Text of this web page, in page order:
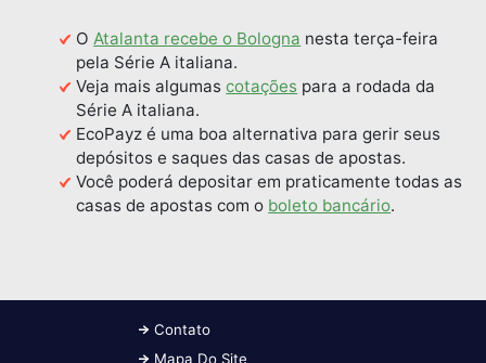
O Atalanta recebe o Bologna nesta terça-feira
pela Série A italiana.
Veja mais algumascotações para a rodada da
Série A italiana.
EcoPayz é uma boa alternativa para gerir seus
depósitos e saques das casas de apostas.
Você poderá depositar em praticamente todas as
casas de apostas com o boleto bancário.
Contato
Mapa Do Site